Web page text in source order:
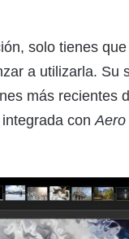
solo tienes
a utilizarla. Su
más recientes
con Aero